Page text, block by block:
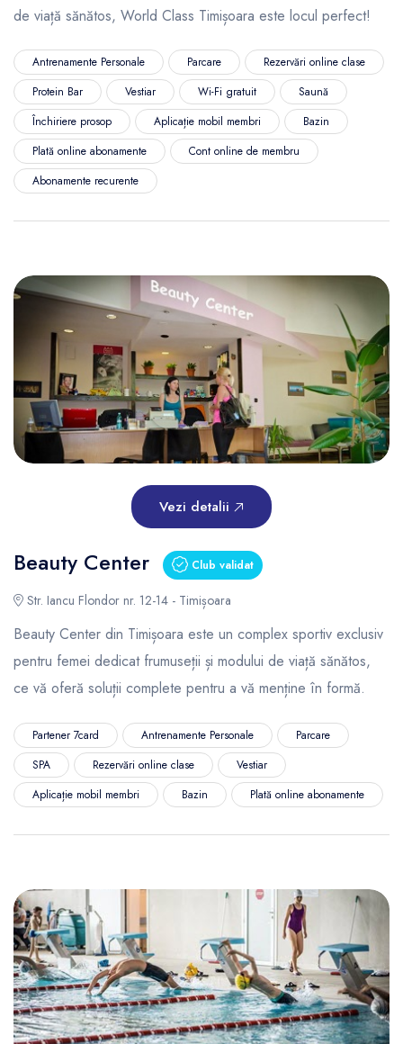
de viață sănătos, World Class Timișoara este locul perfect!
Antrenamente Personale Parcare
Rezervări online clase
Protein Bar
Vestiar Wi-Fi gratuit
Saună
Închiriere prosop
Aplicație mobil membri
Bazin
Plată online abonamente
Cont online de membru
Abonamente recurente
Vezi detalii
Beauty Center Club validat
Str. Iancu Flondor nr. 12-14 - Timișoara
Beauty Center din Timișoara este un complex sportiv exclusiv
pentru femei dedicat frumuseții și modului de viață sănătos,
ce vă oferă soluții complete pentru a vă menține în formă.
Partener 7card Antrenamente Personale
Parcare
SPA
Rezervări online clase
Vestiar
Aplicație mobil membri
Bazin Plată online abonamente